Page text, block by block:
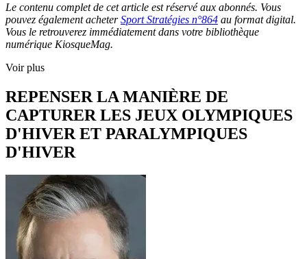
Le contenu complet de cet article est réservé aux abonnés. Vous
pouvez également acheterSport Stratégies n°864 au format digital.
Vous le retrouverez immédiatement dans votre bibliothèque
numérique KiosqueMag.
Voir plus
REPENSER LA MANIÈRE DE
CAPTURER LES JEUX OLYMPIQUES
D'HIVER ET PARALYMPIQUES
D'HIVER